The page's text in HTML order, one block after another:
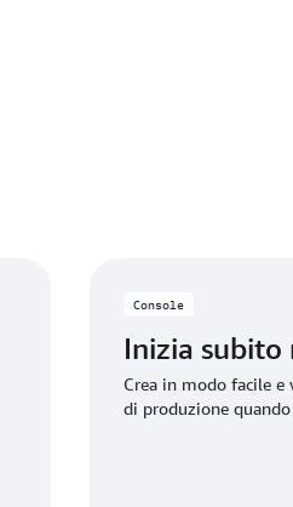
Console
Inizia subito
Crea in modo facile e
di produzione